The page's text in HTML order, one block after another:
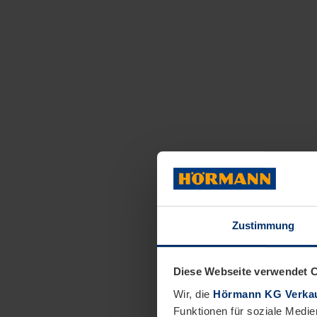
Zustimmung
Diese Webseite verwendet
Wir, die Hörmann KG
Funktionen für soziale